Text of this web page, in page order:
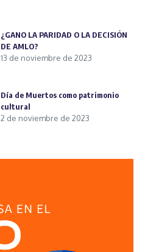
¿GANO LA PARIDAD O LA DECISIÓN
DE AMLO?
13 de noviembre de 2023
Día de Muertos como patrimonio
cultural
2 de noviembre de 2023